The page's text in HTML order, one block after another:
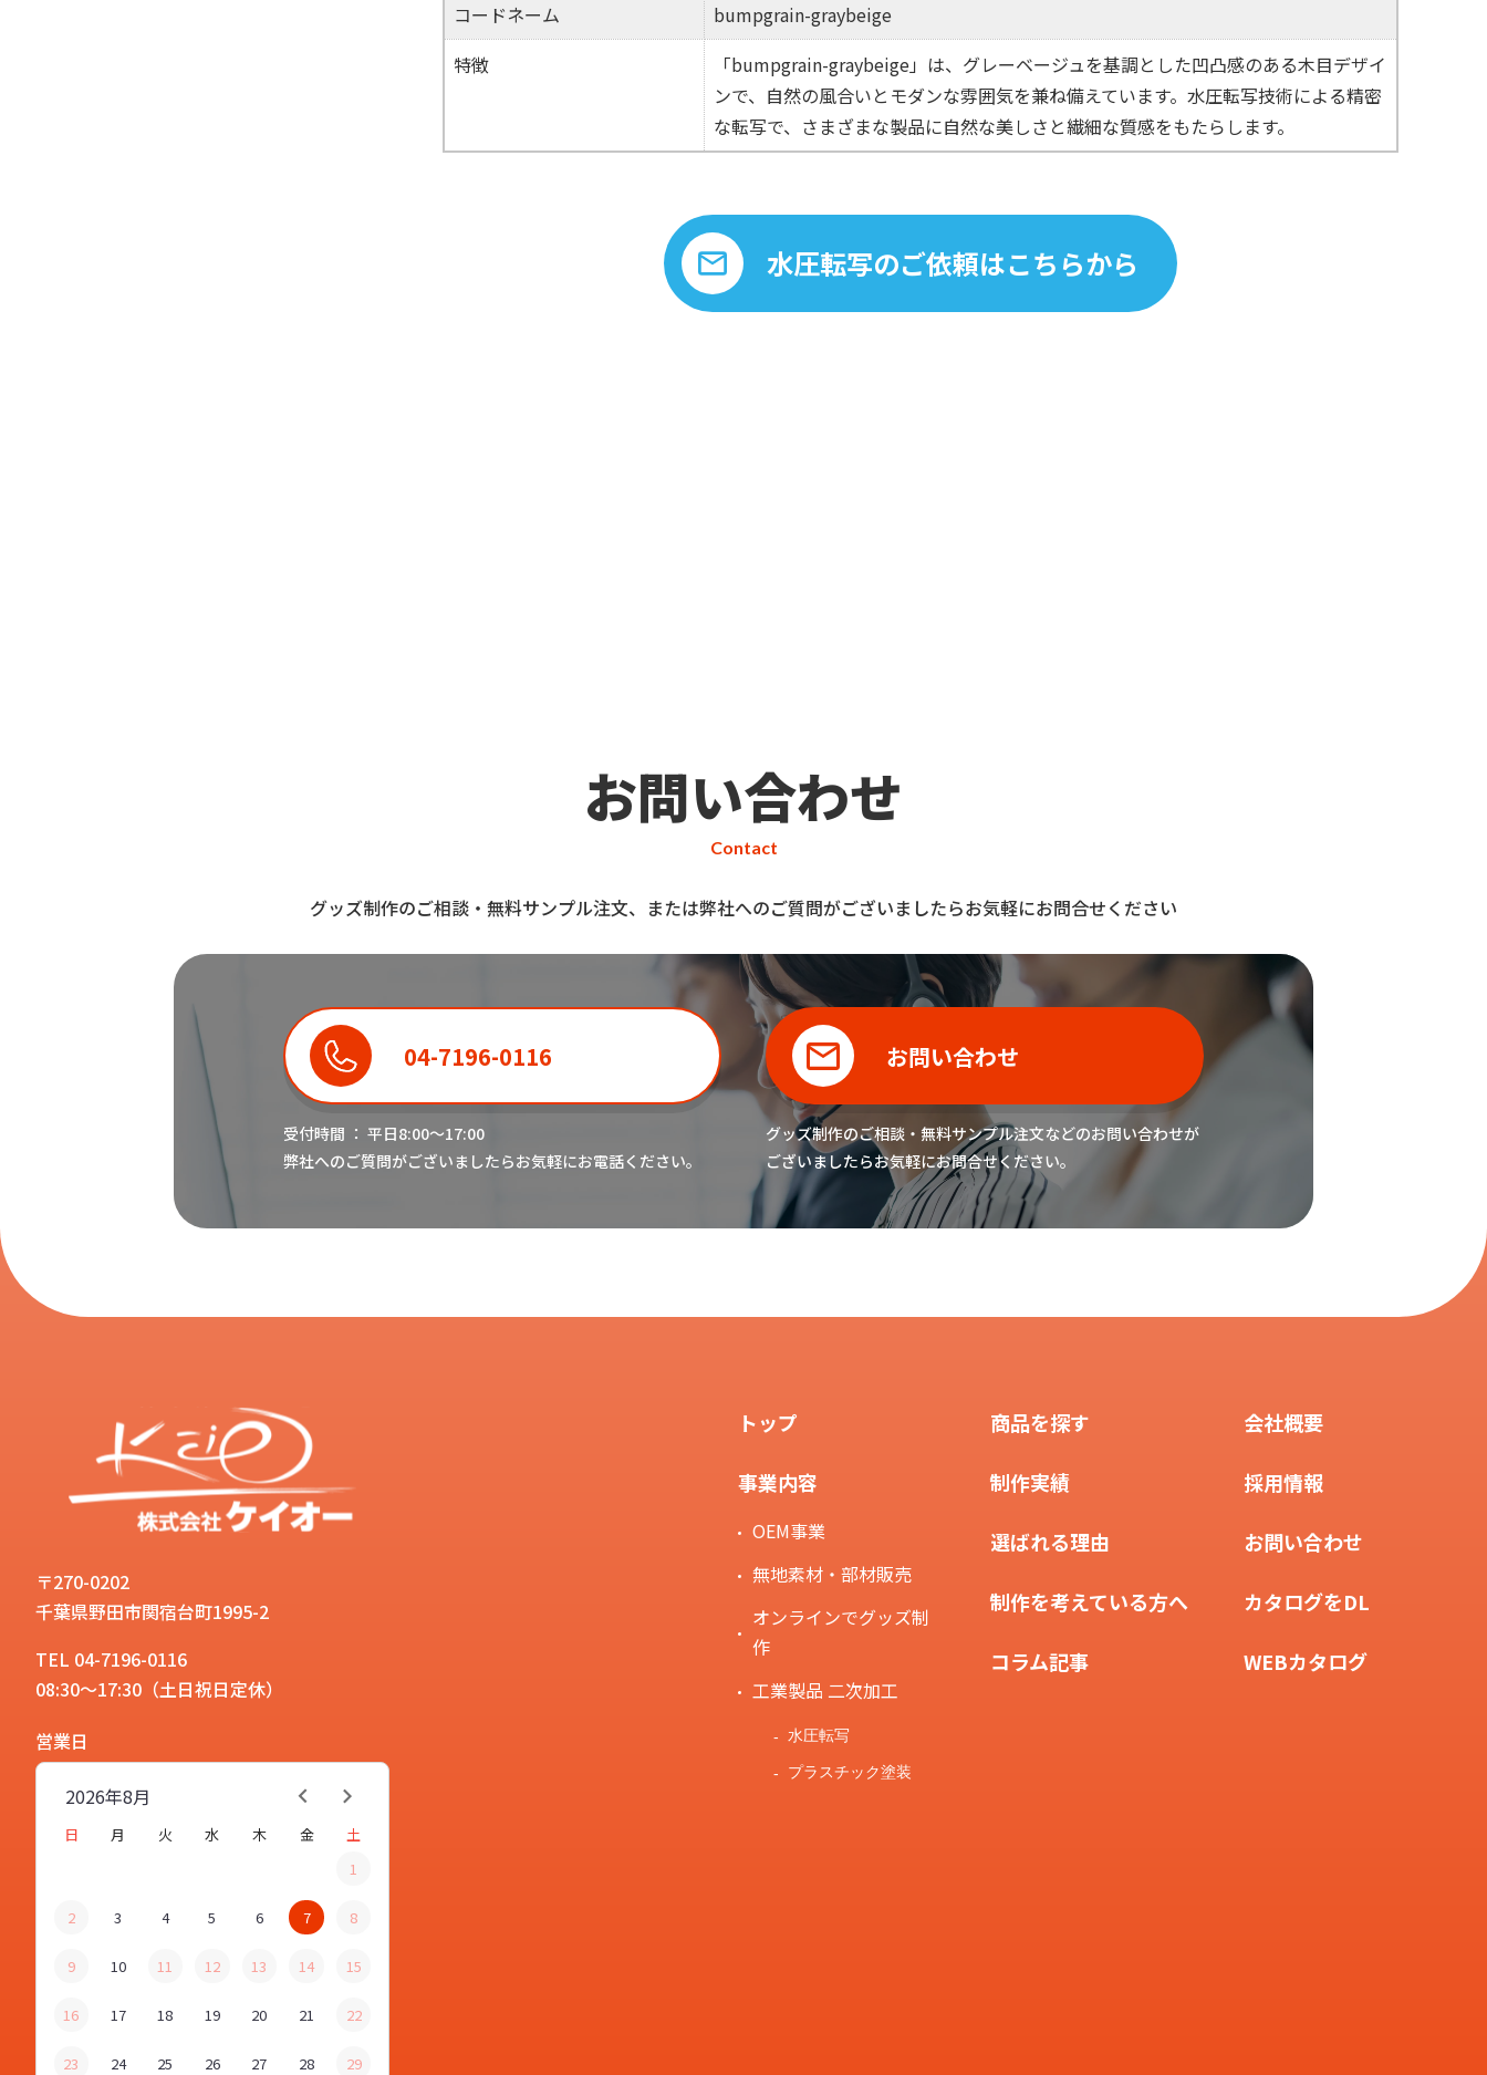
コードネーム
bumpgrain-graybeige
特徴
「bumpgrain-graybeige」は、グレーベージュを基調とした凹凸感のある木目デザイ
ンで、自然の風合いとモダンな雰囲気を兼ね備えています。水圧転写技術による精密
な転写で、さまざまな製品に自然な美しさと繊細な質感をもたらします。
水圧転写のご依頼はこちらから
お問い合わせ
Contact
グッズ制作のご相談・無料サンプル注文、または弊社へのご質問がございましたらお気軽にお問合せください
04-7196-0116
受付時間 ： 平日8:00〜17:00
弊社へのご質問がございましたらお気軽にお電話ください。
お問い合わせ
グッズ制作のご相談・無料サンプル注文などのお問い合わせが
ございましたらお気軽にお問合せください。
〒270-0202
千葉県野田市関宿台町1995-2
TEL 04-7196-0116
08:30～17:30（土日祝日定休）
営業日
8月
2026年
日 月 火 水 木 金
土
1
2 3 4 5 6 7 8
9 10 11 12 13 14 15
16 17 18 19 20 21 22
23 24 25 26 27 28 29
トップ
事業内容
OEM事業
無地素材・部材販売
オンラインでグッズ制
作
工業製品 二次加工
水圧転写
プラスチック塗装
商品を探す
制作実績
選ばれる理由
制作を考えている方へ
コラム記事
会社概要
採用情報
お問い合わせ
カタログをDL
WEBカタログ